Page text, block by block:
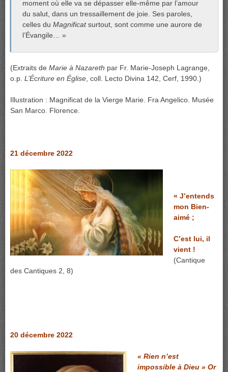
moment où elle va se dépasser elle-même par l’amour
du salut, dans un tressaillement de joie. Ses paroles,
celles duMagnificatsurtout, sont comme une aurore de
l’Évangile… »
(Extraits de Marie à Nazareth par Fr. Marie-Joseph Lagrange,
o.p. L’Écriture en Église, coll. Lecto Divina 142, Cerf, 1990.)
Illustration : Magnificat de la Vierge Marie. Fra Angelico. Musée
San Marco. Florence.
21 décembre 2022
« J’entends
mon Bien-
aimé ;
C’est lui, il
vient !
(Cantique
des Cantiques 2, 8)
20 décembre 2022
« Rien n’est
impossible à Dieu » Or